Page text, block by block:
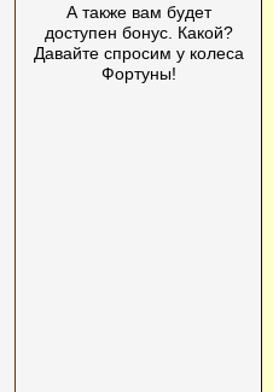
А также вам будет
доступен бонус. Какой?
Давайте спросим у колеса
Фортуны!